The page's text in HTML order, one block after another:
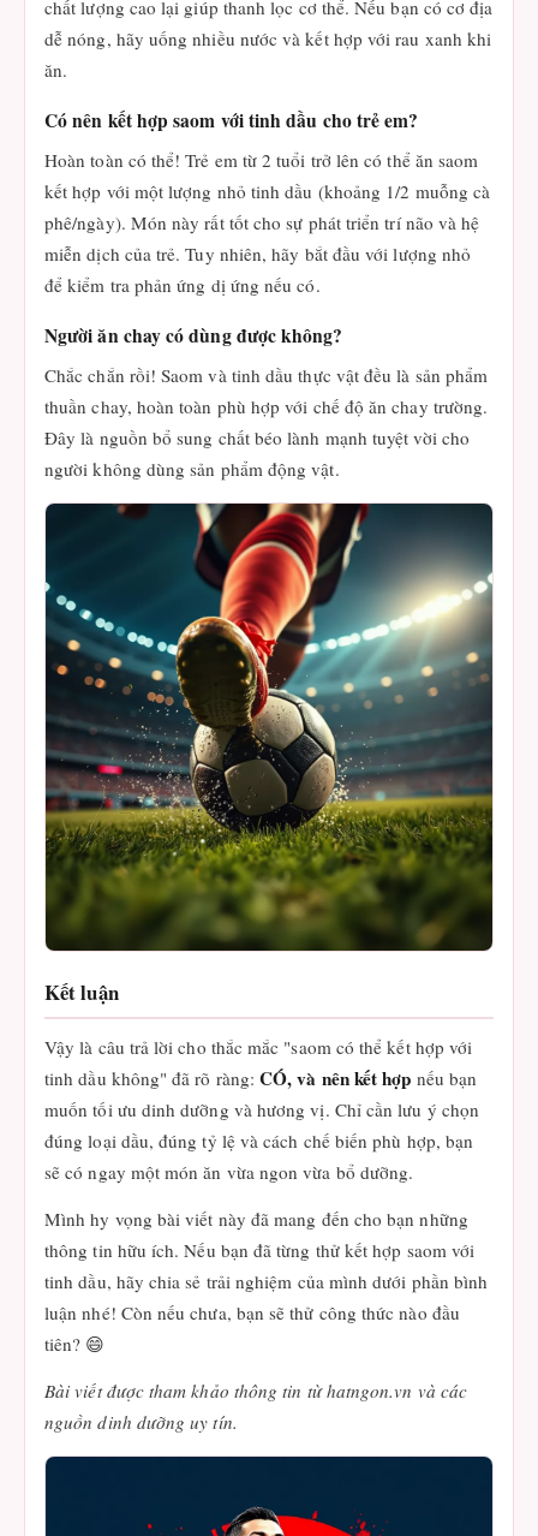
chất lượng cao lại giúp thanh lọc cơ thể. Nếu bạn có cơ địa
dễ nóng, hãy uống nhiều nước và kết hợp với rau xanh khi
ăn.
Có nên kết hợp saom với tinh dầu cho trẻ em?
Hoàn toàn có thể! Trẻ em từ 2 tuổi trở lên có thể ăn saom
kết hợp với một lượng nhỏ tinh dầu (khoảng 1/2 muỗng cà
phê/ngày). Món này rất tốt cho sự phát triển trí não và hệ
miễn dịch của trẻ. Tuy nhiên, hãy bắt đầu với lượng nhỏ
để kiểm tra phản ứng dị ứng nếu có.
Người ăn chay có dùng được không?
Chắc chắn rồi! Saom và tinh dầu thực vật đều là sản phẩm
thuần chay, hoàn toàn phù hợp với chế độ ăn chay trường.
Đây là nguồn bổ sung chất béo lành mạnh tuyệt vời cho
người không dùng sản phẩm động vật.
Kết luận
Vậy là câu trả lời cho thắc mắc "saom có thể kết hợp với
tinh dầu không" đã rõ ràng:CÓ, và nên kết hợp nếu bạn
muốn tối ưu dinh dưỡng và hương vị. Chỉ cần lưu ý chọn
đúng loại dầu, đúng tỷ lệ và cách chế biến phù hợp, bạn
sẽ có ngay một món ăn vừa ngon vừa bổ dưỡng.
Mình hy vọng bài viết này đã mang đến cho bạn những
thông tin hữu ích. Nếu bạn đã từng thử kết hợp saom với
tinh dầu, hãy chia sẻ trải nghiệm của mình dưới phần bình
luận nhé! Còn nếu chưa, bạn sẽ thử công thức nào đầu
tiên? 😄
Bài viết được tham khảo thông tin từ hatngon.vn và các
nguồn dinh dưỡng uy tín.